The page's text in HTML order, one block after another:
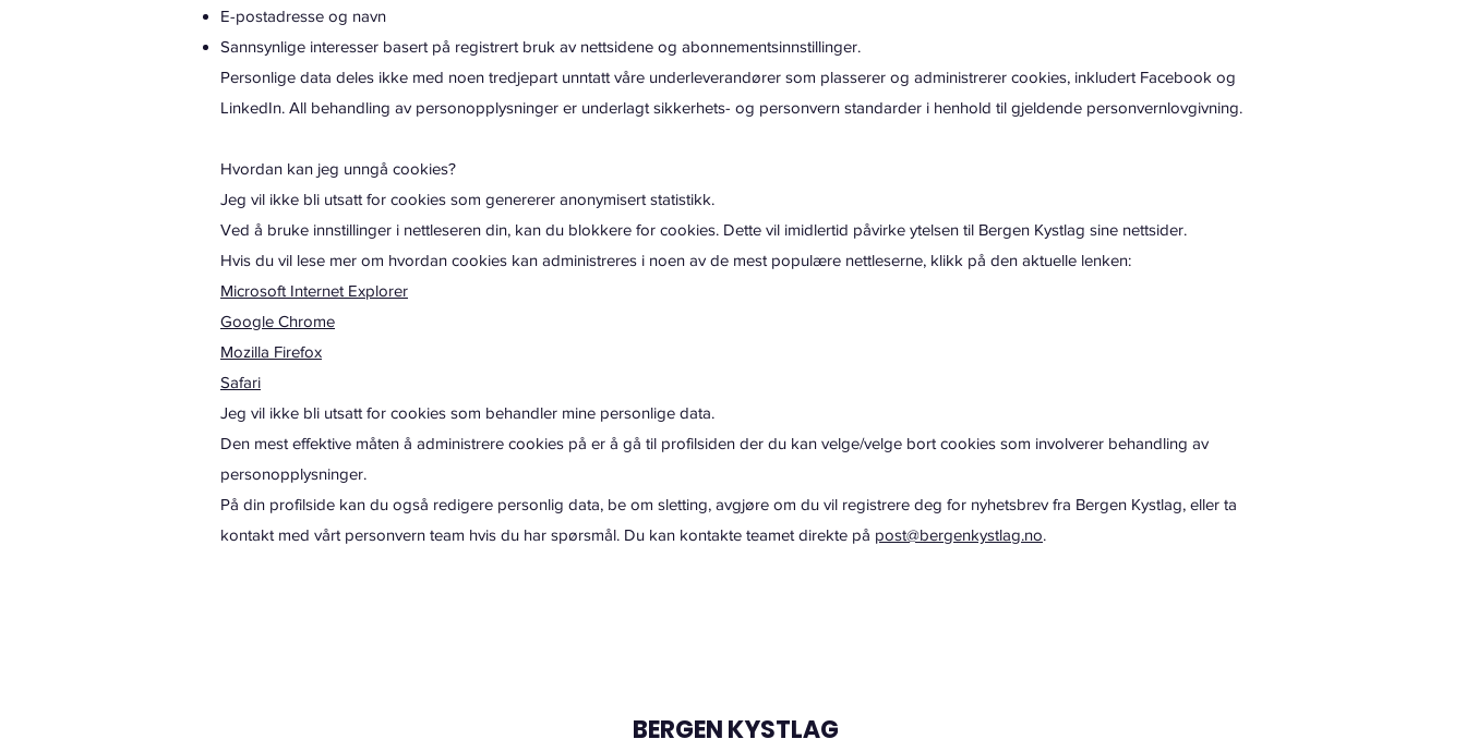
E-postadresse og navn
Sannsynlige interesser basert på registrert bruk av nettsidene og abonnementsinnstillinger.
Personlige data deles ikke med noen tredjepart unntatt våre underleverandører som plasserer og administrerer cookies, inkludert Facebook og
LinkedIn. All behandling av personopplysninger er underlagt sikkerhets- og personvern standarder i henhold til gjeldende personvernlovgivning.
Hvordan kan jeg unngå cookies?
Jeg vil ikke bli utsatt for cookies som genererer anonymisert statistikk.
Ved å bruke innstillinger i nettleseren din, kan du blokkere for cookies. Dette vil imidlertid påvirke ytelsen til Bergen Kystlag sine nettsider.
Hvis du vil lese mer om hvordan cookies kan administreres i noen av de mest populære nettleserne, klikk på den aktuelle lenken:
Microsoft Internet Explorer
Google Chrome
Mozilla Firefox
Safari
Jeg vil ikke bli utsatt for cookies som behandler mine personlige data.
Den mest effektive måten å administrere cookies på er å gå til profilsiden der du kan velge/velge bort cookies som involverer behandling av
personopplysninger.
På din profilside kan du også redigere personlig data, be om sletting, avgjøre om du vil registrere deg for nyhetsbrev fra Bergen Kystlag, eller ta
kontakt med vårt personvern team hvis du har spørsmål. Du kan kontakte teamet direkte på post@bergenkystlag.no.
BERGEN KYSTLAG